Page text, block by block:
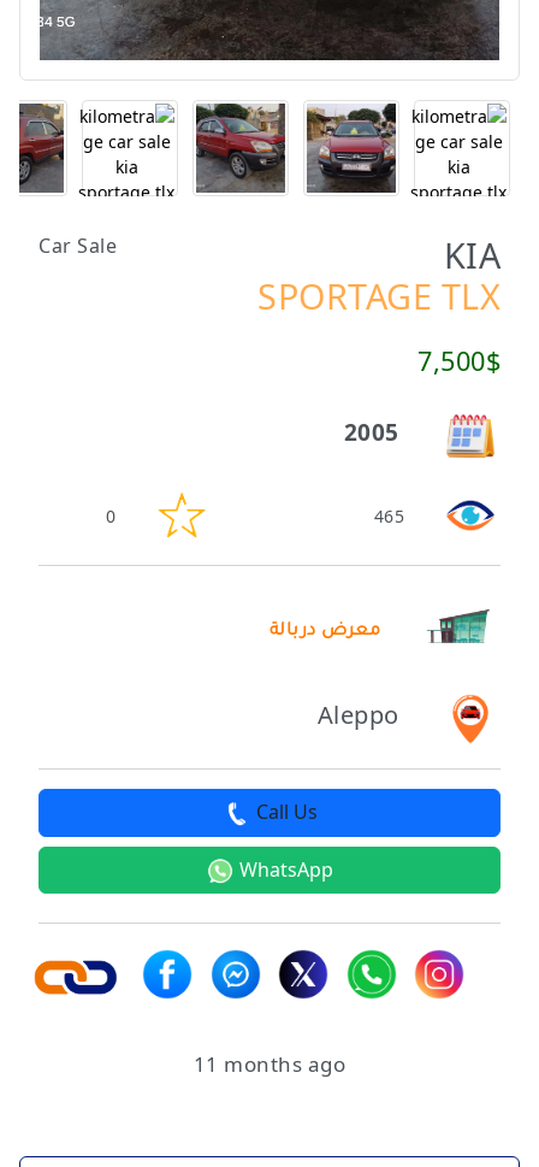
KIA
Car Sale
SPORTAGE TLX
7,500$
2005
465
0
معرض دربالة
Aleppo
Call Us
WhatsApp
11 months ago